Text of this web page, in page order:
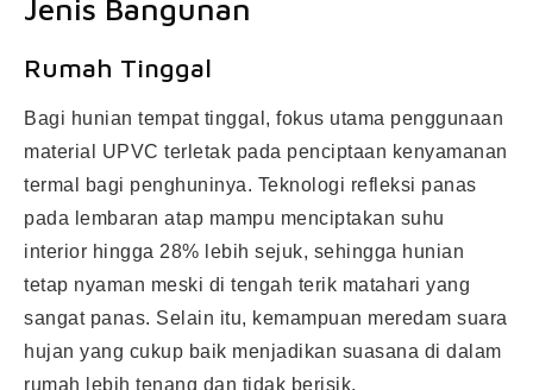
Jenis Bangunan
Rumah Tinggal
Bagi hunian tempat tinggal, fokus utama penggunaan
material UPVC terletak pada penciptaan kenyamanan
termal bagi penghuninya. Teknologi refleksi panas
pada lembaran atap mampu menciptakan suhu
interior hingga 28% lebih sejuk, sehingga hunian
tetap nyaman meski di tengah terik matahari yang
sangat panas. Selain itu, kemampuan meredam suara
hujan yang cukup baik menjadikan suasana di dalam
rumah lebih tenang dan tidak berisik.